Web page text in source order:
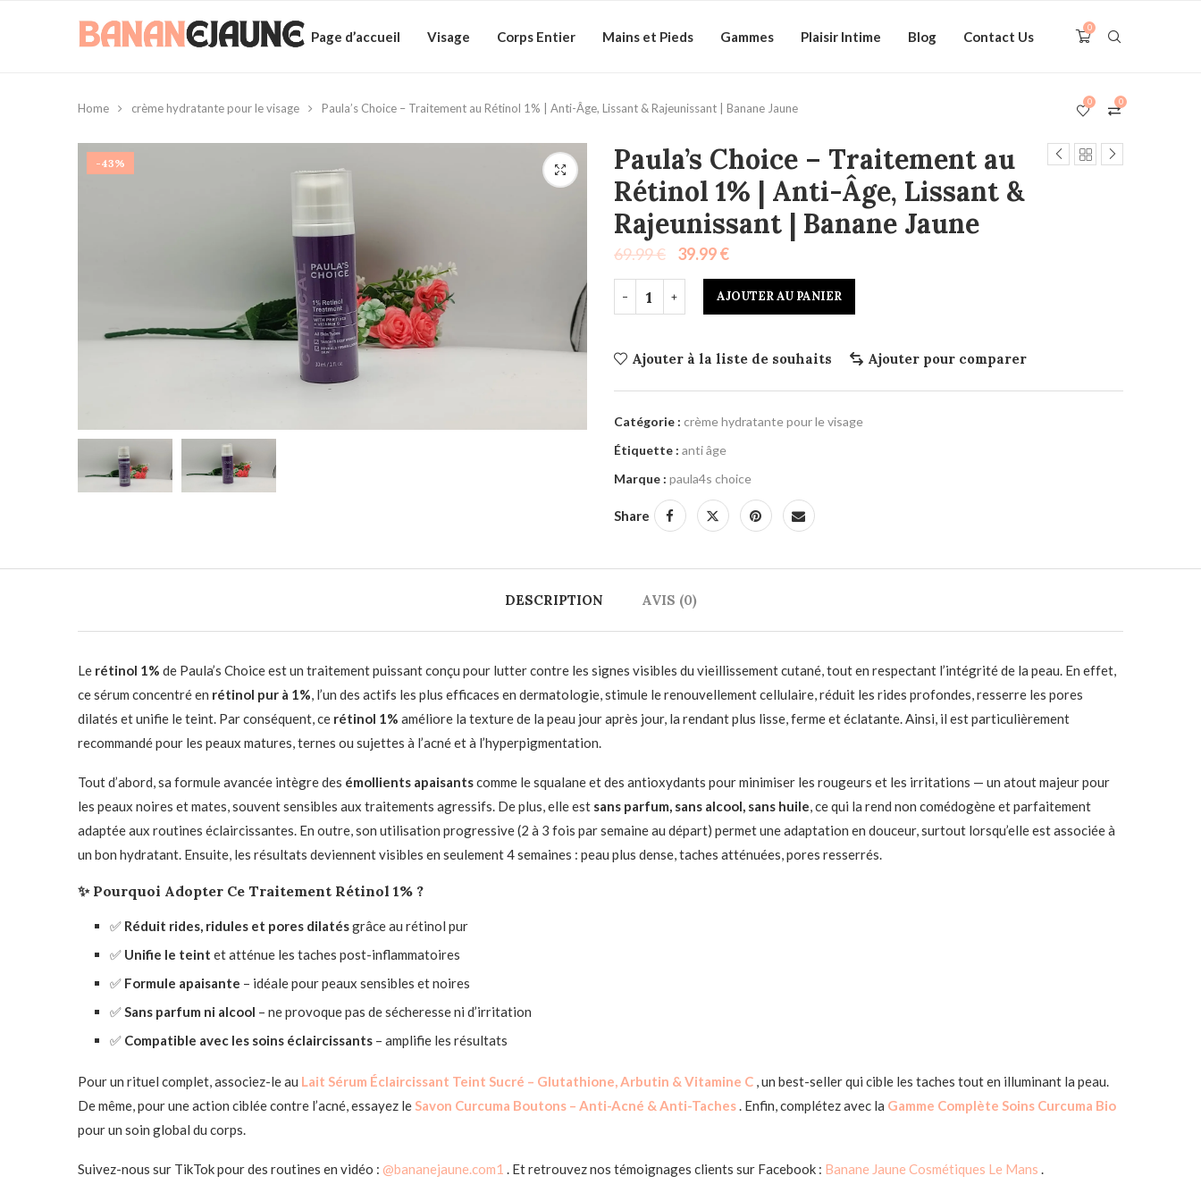
Page d’accueil Visage Corps Entier Mains et Pieds Gammes Plaisir Intime Blog Contact Us
0
0
0
Home crème hydratante pour le visage Paula’s Choice – Traitement au Rétinol 1% | Anti-Âge, Lissant & Rajeunissant | Banane Jaune
-43%
Paula’s Choice – Traitement au
Rétinol 1% | Anti-Âge, Lissant &
Rajeunissant | Banane Jaune
69.99€ 39.99€
AJOUTER AU PANIER
Ajouter à la liste de souhaits Ajouter pour comparer
Catégorie : crème hydratante pour le visage
Étiquette : anti âge
Marque : paula4s choice
Share
DESCRIPTION AVIS (0)
Le rétinol 1% de Paula’s Choice est un traitement puissant conçu pour lutter contre les signes visibles du vieillissement cutané, tout en respectant l’intégrité de la peau. En effet,
ce sérum concentré en rétinol pur à 1%, l’un des actifs les plus efficaces en dermatologie, stimule le renouvellement cellulaire, réduit les rides profondes, resserre les pores
dilatés et unifie le teint. Par conséquent, ce rétinol 1% améliore la texture de la peau jour après jour, la rendant plus lisse, ferme et éclatante. Ainsi, il est particulièrement
recommandé pour les peaux matures, ternes ou sujettes à l’acné et à l’hyperpigmentation.
Tout d’abord, sa formule avancée intègre des émollients apaisantscomme le squalane et des antioxydants pour minimiser les rougeurs et les irritations — un atout majeur pour
les peaux noires et mates, souvent sensibles aux traitements agressifs. De plus, elle est sans parfum, sans alcool, sans huile, ce qui la rend non comédogène et parfaitement
adaptée aux routines éclaircissantes. En outre, son utilisation progressive (2 à 3 fois par semaine au départ) permet une adaptation en douceur, surtout lorsqu’elle est associée à
un bon hydratant. Ensuite, les résultats deviennent visibles en seulement 4 semaines : peau plus dense, taches atténuées, pores resserrés.
✨ Pourquoi Adopter Ce Traitement Rétinol 1% ?
✅ Réduit rides, ridules et pores dilatésgrâce au rétinol pur
✅ Unifie le teint et atténue les taches post-inflammatoires
✅ Formule apaisante – idéale pour peaux sensibles et noires
✅Sans parfum ni alcool – ne provoque pas de sécheresse ni d’irritation
✅ Compatible avec les soins éclaircissants – amplifie les résultats
Pour un rituel complet, associez-le au Lait Sérum Éclaircissant Teint Sucré – Glutathione, Arbutin & Vitamine C , un best-seller qui cible les taches tout en illuminant la peau.
De même, pour une action ciblée contre l’acné, essayez leSavon Curcuma Boutons – Anti-Acné & Anti-Taches. Enfin, complétez avec la Gamme Complète Soins Curcuma Bio
pour un soin global du corps.
Suivez-nous sur TikTok pour des routines en vidéo : @bananejaune.com1 . Et retrouvez nos témoignages clients sur Facebook : Banane Jaune Cosmétiques Le Mans .